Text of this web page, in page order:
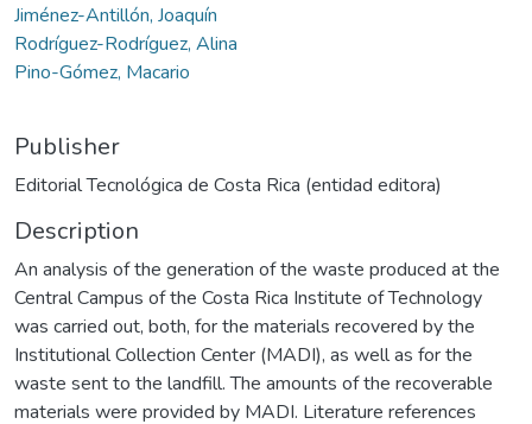
Jiménez-Antillón, Joaquín
Rodríguez-Rodríguez, Alina
Pino-Gómez, Macario
Publisher
Editorial Tecnológica de Costa Rica (entidad editora)
Description
An analysis of the generation of the waste produced at the
Central Campus of the Costa Rica Institute of Technology
was carried out, both, for the materials recovered by the
Institutional Collection Center (MADI), as well as for the
waste sent to the landfill. The amounts of the recoverable
materials were provided by MADI. Literature references